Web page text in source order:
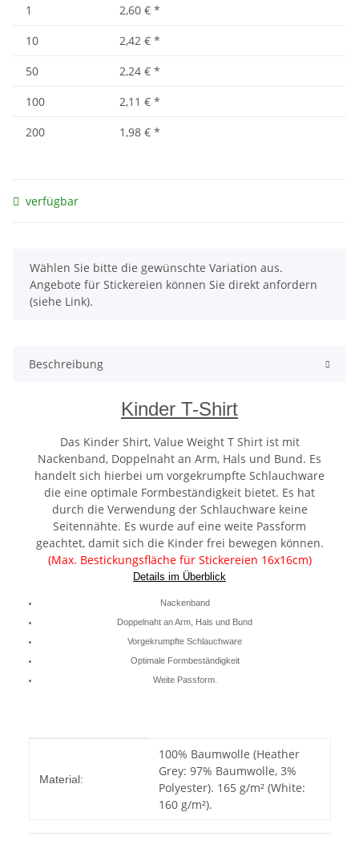
1 2,60 € *
10
2,42 € *
50
2,24 € *
100
2,11 € *
200
1,98 € *
verfügbar
x
Wählen Sie bitte die gewünschte Variation aus.
Angebote für Stickereien können Sie direkt anfordern
(siehe Link).
Beschreibung
Kinder T-Shirt
Das Kinder Shirt, Value Weight T Shirt ist mit
Nackenband, Doppelnaht an Arm, Hals und Bund. Es
handelt sich hierbei um vorgekrumpfte Schlauchware
die eine optimale Formbeständigkeit bietet. Es hat
durch die Verwendung der Schlauchware keine
Seitennähte. Es wurde auf eine weite Passform
geachtet, damit sich die Kinder frei bewegen können.
(Max. Bestickungsfläche für Stickereien 16x16cm)
Details im Überblick
Nackenband
Doppelnaht an Arm, Hals und Bund
Vorgekrumpfte Schlauchware
Optimale Formbeständigkeit
Weite Passform.
Material:
100% Baumwolle (Heather
Grey: 97% Baumwolle, 3%
Polyester). 165 g/m² (White:
160 g/m²).